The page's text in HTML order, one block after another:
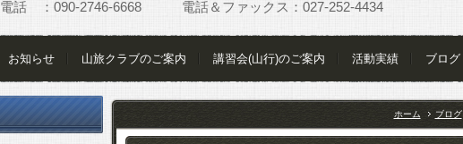
電話 ： 090-2746-6668電話＆ファックス： 027-252-4434
お知らせ 山旅クラブのご案内 講習会(山行)のご案内 活動実績 ブログ
ホーム ブログ